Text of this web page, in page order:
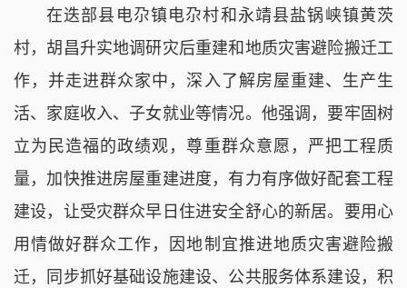
在迭部县电尕镇电尕村和永靖县盐锅峡镇黄茨
村，胡昌升实地调研灾后重建和地质灾害避险搬迁工
作，并走进群众家中，深入了解房屋重建、生产生
活、家庭收入、子女就业等情况。他强调，要牢固树
立为民造福的政绩观，尊重群众意愿，严把工程质
量，加快推进房屋重建进度，有力有序做好配套工程
建设，让受灾群众早日住进安全舒心的新居。要用心
用情做好群众工作，因地制宜推进地质灾害避险搬
迁，同步抓好基础设施建设、公共服务体系建设，积